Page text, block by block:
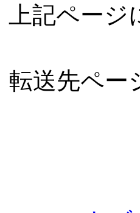
上記ペー
転送先ペー